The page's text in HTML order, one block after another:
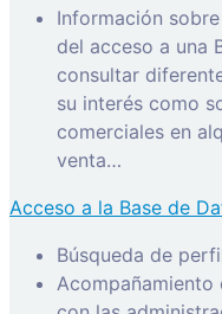
Información
del acceso a una
consultar
su interés como
comerciales en
venta…
Acceso a la Base de
Búsqueda de